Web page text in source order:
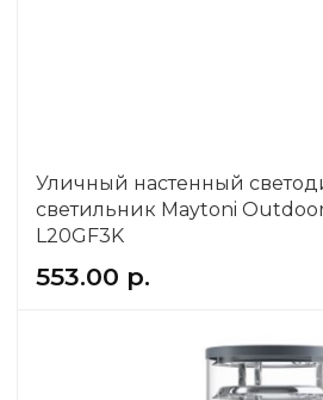
Уличный настенный
светильник Maytoni
L20GF3K
553.00 р.